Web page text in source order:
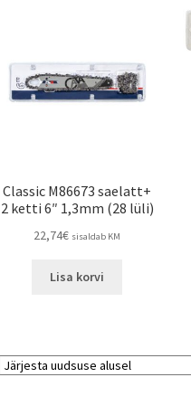
Classic M86673 saelatt+
2 ketti 6″ 1,3mm (28 lüli)
22,74€ sisaldab KM
Lisa korvi